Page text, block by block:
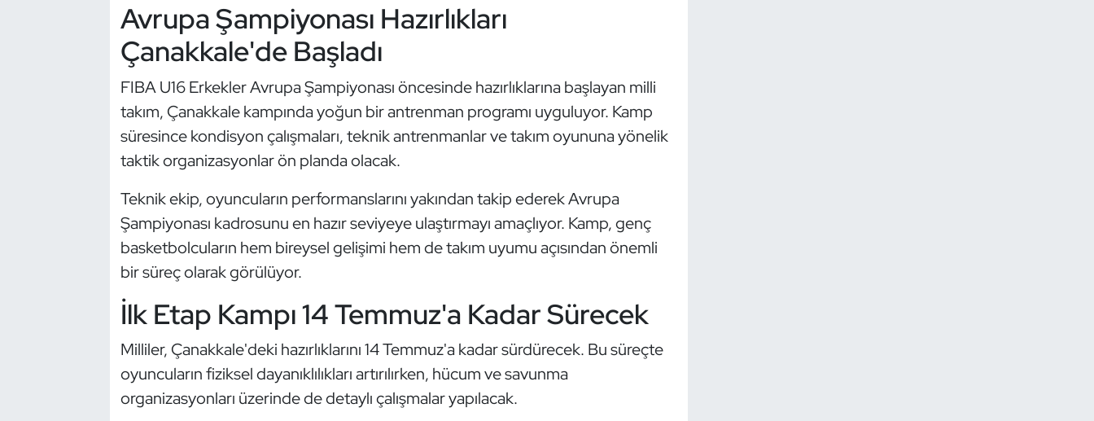
Avrupa Şampiyonası Hazırlıkları
Çanakkale'de Başladı
FIBA U16 Erkekler Avrupa Şampiyonası öncesinde hazırlıklarına başlayan milli
takım, Çanakkale kampında yoğun bir antrenman programı uyguluyor. Kamp
süresince kondisyon çalışmaları, teknik antrenmanlar ve takım oyununa yönelik
taktik organizasyonlar ön planda olacak.
Teknik ekip, oyuncuların performanslarını yakından takip ederek Avrupa
Şampiyonası kadrosunu en hazır seviyeye ulaştırmayı amaçlıyor. Kamp, genç
basketbolcuların hem bireysel gelişimi hem de takım uyumu açısından önemli
bir süreç olarak görülüyor.
İlk Etap Kampı 14 Temmuz'a Kadar Sürecek
Milliler, Çanakkale'deki hazırlıklarını 14 Temmuz'a kadar sürdürecek. Bu süreçte
oyuncuların fiziksel dayanıklılıkları artırılırken, hücum ve savunma
organizasyonları üzerinde de detaylı çalışmalar yapılacak.
Hava Sporları
İşitme Engelli Sporcular
Judo ve Kuraş
Kano ve Rafting